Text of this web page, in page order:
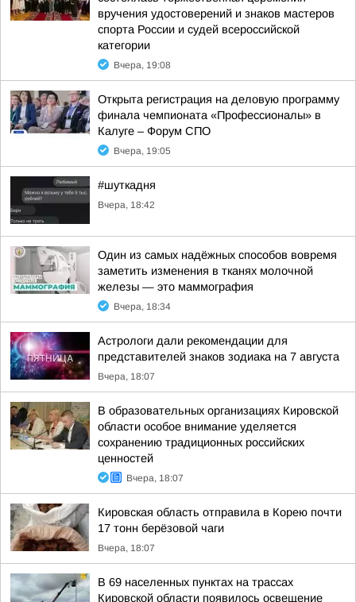
вручения удостоверений и знаков мастеров
спорта России и судей всероссийской
категории
Вчера, 19:08
Открыта регистрация на деловую программу
финала чемпионата «Профессионалы» в
Калуге – Форум СПО
Вчера, 19:05
#шуткадня
Вчера, 18:42
Один из самых надёжных способов вовремя
заметить изменения в тканях молочной
железы — это маммография
Вчера, 18:34
Астрологи дали рекомендации для
представителей знаков зодиака на 7 августа
Вчера, 18:07
В образовательных организациях Кировской
области особое внимание уделяется
сохранению традиционных российских
ценностей
Вчера, 18:07
Кировская область отправила в Корею почти
17 тонн берёзовой чаги
Вчера, 18:07
В 69 населенных пунктах на трассах
Кировской области появилось освещение